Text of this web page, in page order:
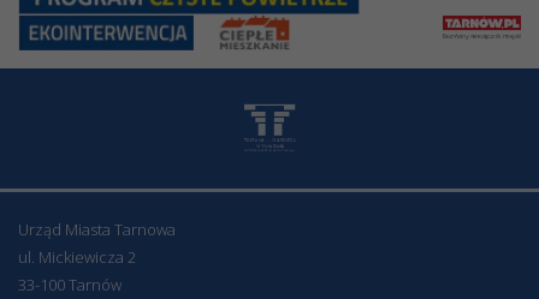
Urząd Miasta Tarnowa
ul. Mickiewicza 2
33-100 Tarnów